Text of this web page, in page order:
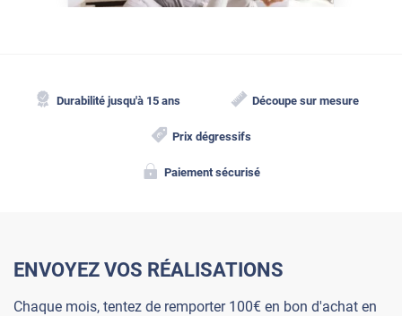
Durabilité jusqu'à 15 ans Découpe sur mesure
Prix dégressifs
Paiement sécurisé
ENVOYEZ VOS RÉALISATIONS
Chaque mois, tentez de remporter 100€ en bon d'achat en